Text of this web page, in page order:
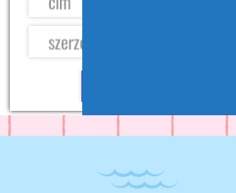
BEJELENTKEZÉS